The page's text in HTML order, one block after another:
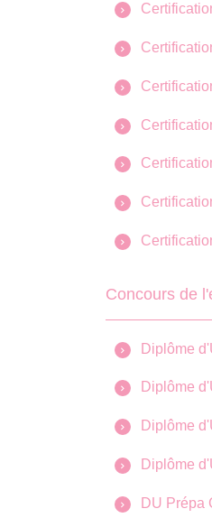
Concours de
Diplôme
Diplôme
Diplôme
Diplôme
DU Prépa